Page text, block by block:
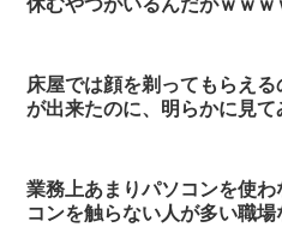
床屋では顔を剃ってもらえ
が出来たのに、明らかに見て
業務上あまりパソコンを使
コンを触らない人が多い職場